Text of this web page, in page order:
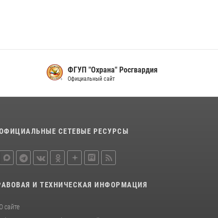
которого выступил ОМОН «Ратибор»
краю.
ФГУП "Охрана" Росгвардия
Официальный сайт
СЕТЕВЫЕ РЕСУРСЫ
И ТЕХНИЧЕСКАЯ ИНФОРМАЦИЯ
О сайте